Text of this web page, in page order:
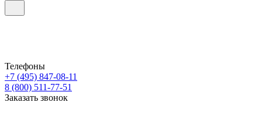
Телефоны
+7 (495) 847-08-11
8 (800) 511-77-51
Заказать звонок